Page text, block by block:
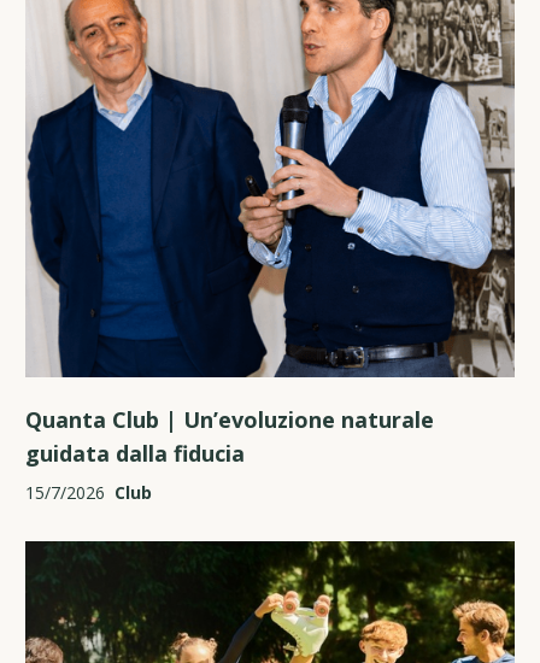
Quanta Club | Un’evoluzione naturale
guidata dalla fiducia
15/7/2026 Club